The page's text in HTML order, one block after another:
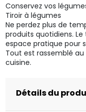
Conservez vos
Tiroir à légumes
Ne perdez plus de
produits quotidiens.
espace pratique pour
Tout est rassemblé
cuisine.
Détails du